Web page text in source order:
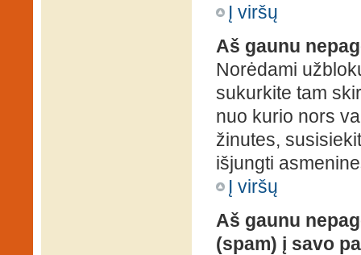
Į viršų
Aš gaunu
Norėdami
sukurkite tam
nuo kurio nors
žinutes,
išjungti
Į viršų
Aš gaunu
(spam) į savo